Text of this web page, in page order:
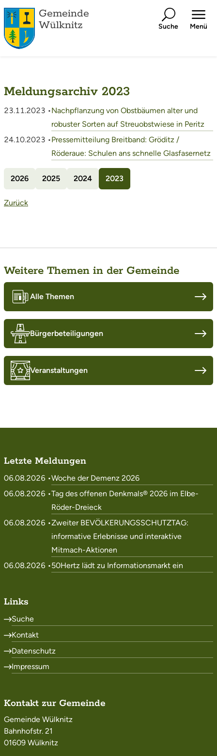
Gemeinde
Wülknitz
Suche Menü
Meldungsarchiv 2023
23.11.2023 •Nachpflanzung von Obstbäumen alter und
robuster Sorten auf Streuobstwiese in Peritz
24.10.2023 •Pressemitteilung Breitband: Gröditz /
Röderaue: Schulen ans schnelle Glasfasernetz
2026 2025 2024 2023
Zurück
Weitere Themen in der Gemeinde
Alle Themen
Bürgerbeteiligungen
Veranstaltungen
Letzte Meldungen
06.08.2026 •Woche der Demenz 2026
06.08.2026 •Tag des offenen Denkmals® 2026 im Elbe-
Röder-Dreieck
06.08.2026 •Zweiter BEVÖLKERUNGSSCHUTZTAG:
informative Erlebnisse und interaktive
Mitmach-Aktionen
06.08.2026 •50Hertz lädt zu Informationsmarkt ein
Links
Suche
Kontakt
Datenschutz
Impressum
Kontakt zur Gemeinde
Gemeinde Wülknitz
Bahnhofstr. 21
01609 Wülknitz